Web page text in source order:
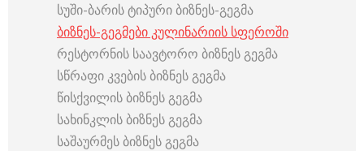
სუში-ბარის ტიპური ბიზნეს-გეგმა
ბიზნეს-გეგმები კულინარიის სფეროში
რესტორნის საავტორო ბიზნეს გეგმა
სწრაფი კვების ბიზნეს გეგმა
წისქვილის ბიზნეს გეგმა
სახინკლის ბიზნეს გეგმა
საშაურმეს ბიზნეს გეგმა